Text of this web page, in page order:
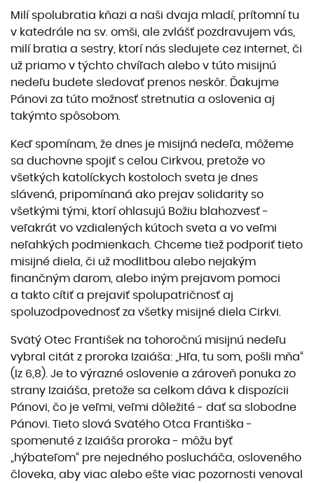
Milí spolubratia kňazi a naši dvaja mladí, prítomní tu
v katedrále na sv. omši, ale zvlášť pozdravujem vás,
milí bratia a sestry, ktorí nás sledujete cez internet, či
už priamo v týchto chvíľach alebo v túto misijnú
nedeľu budete sledovať prenos neskôr. Ďakujme
Pánovi za túto možnosť stretnutia a oslovenia aj
takýmto spôsobom.
Keď spomínam, že dnes je misijná nedeľa, môžeme
sa duchovne spojiť s celou Cirkvou, pretože vo
všetkých katolíckych kostoloch sveta je dnes
slávená, pripomínaná ako prejav solidarity so
všetkými tými, ktorí ohlasujú Božiu blahozvesť -
veľakrát vo vzdialených kútoch sveta a vo veľmi
neľahkých podmienkach. Chceme tiež podporiť tieto
misijné diela, či už modlitbou alebo nejakým
finančným darom, alebo iným prejavom pomoci
a takto cítiť a prejaviť spolupatričnosť aj
spoluzodpovednosť za všetky misijné diela Cirkvi.
Svätý Otec František na tohoročnú misijnú nedeľu
vybral citát z proroka Izaiáša: „Hľa, tu som, pošli mňa“
(Iz 6,8). Je to výrazné oslovenie a zároveň ponuka zo
strany Izaiáša, pretože sa celkom dáva k dispozícii
Pánovi, čo je veľmi, veľmi dôležité - dať sa slobodne
Pánovi. Tieto slová Svätého Otca Františka -
spomenuté z Izaiáša proroka - môžu byť
„hýbateľom“ pre nejedného poslucháča, osloveného
človeka, aby viac alebo ešte viac pozornosti venoval